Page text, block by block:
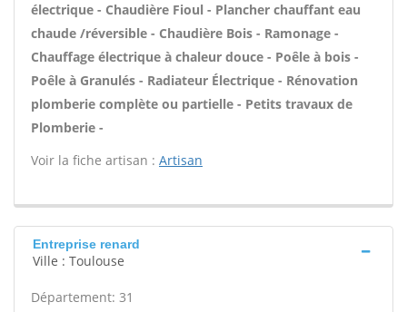
électrique - Chaudière Fioul - Plancher chauffant eau
chaude /réversible - Chaudière Bois - Ramonage -
Chauffage électrique à chaleur douce - Poêle à bois -
Poêle à Granulés - Radiateur Électrique - Rénovation
plomberie complète ou partielle - Petits travaux de
Plomberie -
Voir la fiche artisan : Artisan
Entreprise renard
Ville : Toulouse
Département: 31